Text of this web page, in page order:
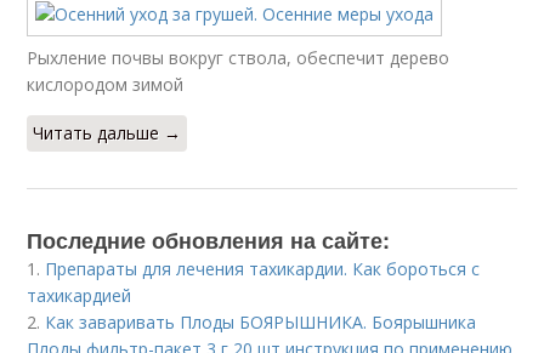
Рыхление почвы вокруг ствола, обеспечит дерево
кислородом зимой
Читать дальше →
Последние обновления на сайте:
1. Препараты для лечения тахикардии. Как бороться с
тахикардией
2. Как заваривать Плоды БОЯРЫШНИКА. Боярышника